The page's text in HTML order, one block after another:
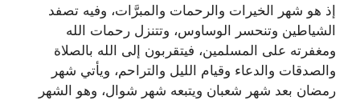
إذ هو شهر الخيرات والرحمات والمبرَّات، وفيه تصفد
الشياطين وتنحسر الوساوس، وتتنزل رحمات الله
ومغفرته على المسلمين، فيتقربون إلى الله بالصلاة
والصدقات والدعاء وقيام الليل والتراحم، ويأتي شهر
رمضان بعد شهر شعبان ويتبعه شهر شوال، وهو الشهر